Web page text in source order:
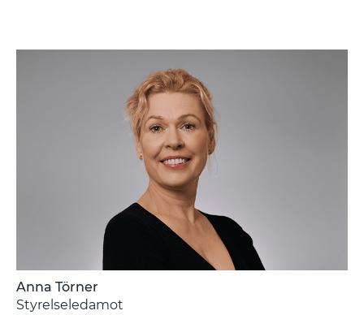
Anna Törner
-Styrelseledamot